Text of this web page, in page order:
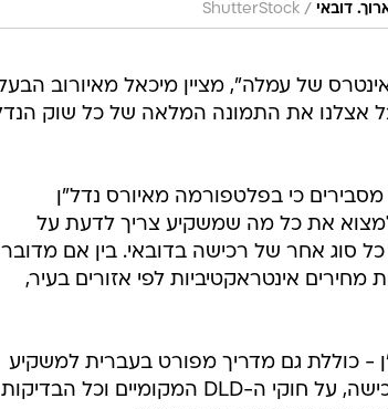
דובאי /
ShutterStock
של עמלה", מציין מיכאל מאיורוב
אצלנו את התמונה המלאה של כל שוק
מסבירים כי בפלטפורמה מאיורס נדל"ן
למצוא את כל מה שמשקיע צריך לדעת על
כל סוג אחר של רכישה בדובאי. בין אם מדובר
מחירים אינטראקטיביות לפי אזורים בעיר,
כוללת גם מדריך מפורט בעברית למשקיע
המתחיל, עם הסבר צעד אחר צעד על תהליך הרכישה, על חוקי ה-DLD המקומיים וכל הבדיקות